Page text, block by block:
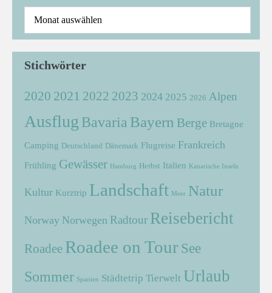
Stichwörter
2020 2021 2022 2023 2024 2025 2026 Alpen
Ausflug Bavaria Bayern Berge Bretagne
Camping Deutschland Dänemark Flugreise Frankreich
Frühling Gewässer Hamburg Herbst Italien Kanarische Inseln
Kultur Kurztrip Landschaft Meer Natur
Norway Norwegen Radtour Reisebericht
Roadee Roadee on Tour See
Sommer Spanien Städtetrip Tierwelt Urlaub